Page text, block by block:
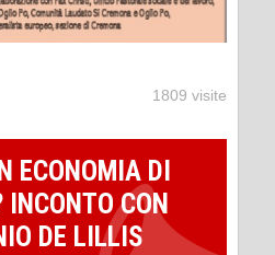
1809 visite
ECONOMIA DI
INCONTO CON
DE LILLIS